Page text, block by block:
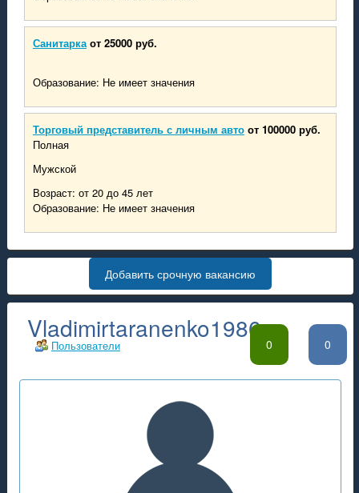
Санитарка от 25000 руб.
Образование: Не имеет значения
Торговый представитель с личным авто от 100000 руб.
Полная
Мужской
Возраст: от 20 до 45 лет
Образование: Не имеет значения
Добавить срочную вакансию
0 0
Пользователи
Vladimirtaranenko1986